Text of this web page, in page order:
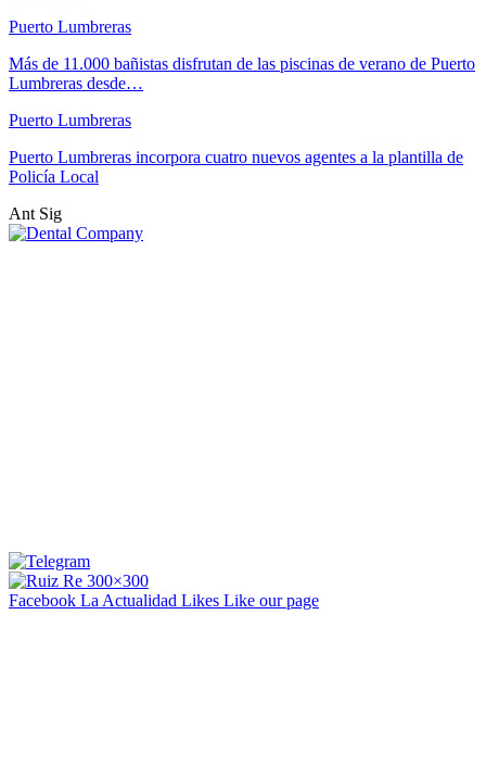
Puerto Lumbreras
Más de 11.000 bañistas disfrutan de las piscinas de verano de Puerto
Lumbreras desde…
Puerto Lumbreras
Puerto Lumbreras incorpora cuatro nuevos agentes a la plantilla de
Policía Local
Ant Sig
Facebook La Actualidad Likes Like our page